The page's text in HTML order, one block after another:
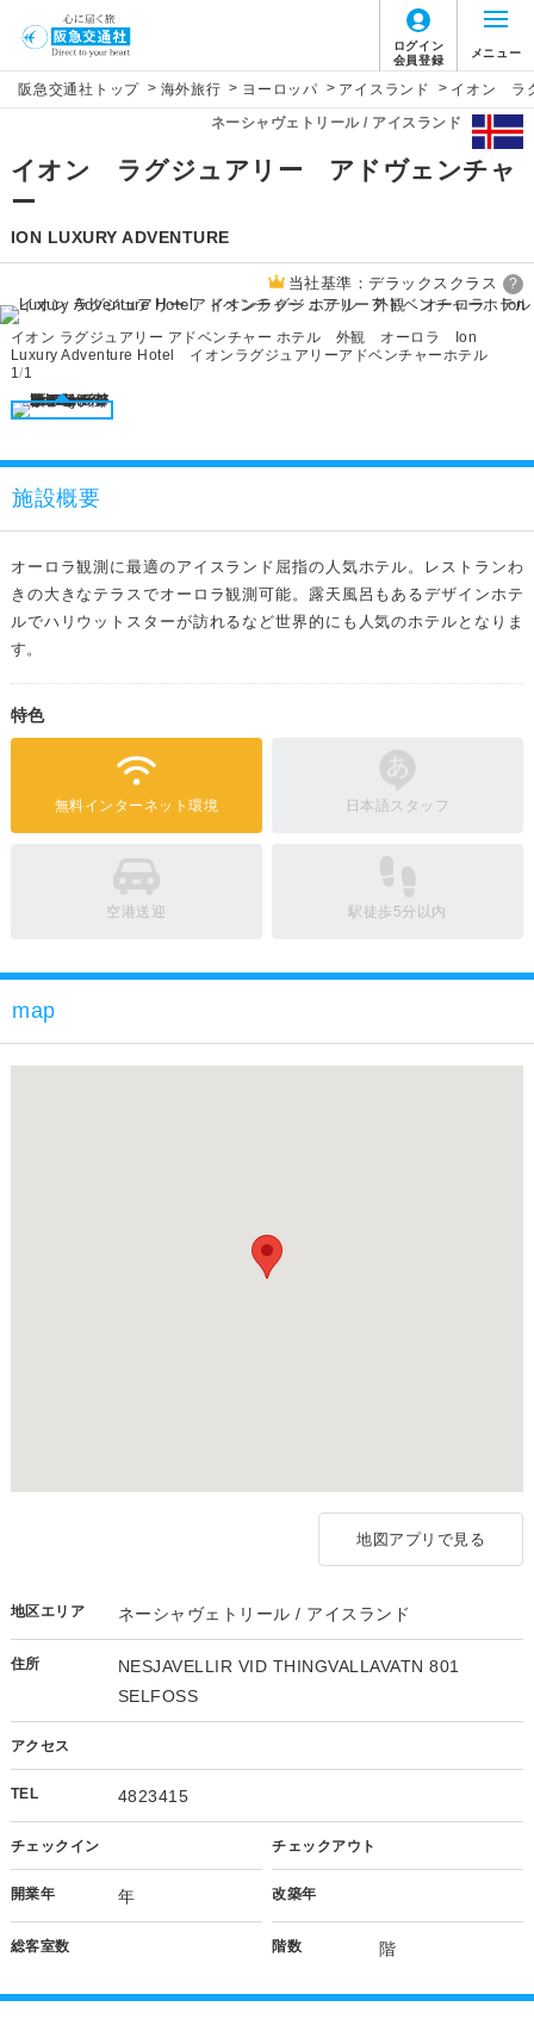
ログイン
会員登録
メニュー
阪急交通社トップ > 海外旅行 > ヨーロッパ > アイスランド > イオン ラ
ネーシャヴェトリール / アイスランド
イオン ラグジュアリー アドヴェンチャ
ー
ION LUXURY ADVENTURE
当社基準：デラックスクラス ?
イオン ラグジュアリー アドベンチャー ホテル 外観 オーロラ Ion
Luxury Adventure Hotel イオンラグジュアリーアドベンチャーホテル
1/1
施設概要
オーロラ観測に最適のアイスランド屈指の人気ホテル。レストランわ
きの大きなテラスでオーロラ観測可能。露天風呂もあるデザインホテ
ルでハリウットスターが訪れるなど世界的にも人気のホテルとなりま
す。
特色
無料インターネット環境 日本語スタッフ
空港送迎 駅徒歩5分以内
map
地図アプリで見る
地区エリア ネーシャヴェトリール / アイスランド
住所
NESJAVELLIR VID THINGVALLAVATN 801
SELFOSS
アクセス
TEL 4823415
チェックイン チェックアウト
開業年 年 改築年
総客室数 階数 階